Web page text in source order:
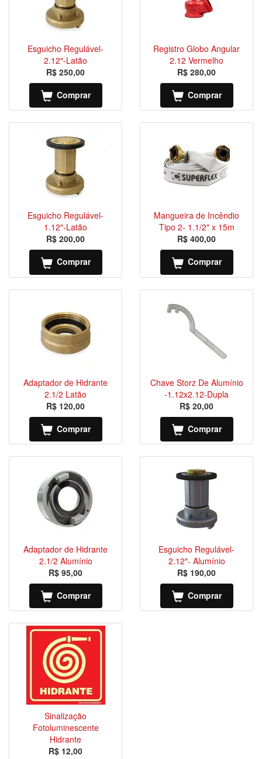
Esguicho Regulável-
2.12″-Latão
R$ 250,00
Comprar
Registro Globo Angular
2.12 Vermelho
R$ 280,00
Comprar
Esguicho Regulável-
1.12″-Latão
R$ 200,00
Comprar
Mangueira de Incêndio
Tipo 2- 1.1/2" x 15m
R$ 400,00
Comprar
Adaptador de Hidrante
2.1/2 Latão
R$ 120,00
Comprar
Chave Storz De Alumínio
-1.12x2.12-Dupla
R$ 20,00
Comprar
Adaptador de Hidrante
2.1/2 Alumínio
R$ 95,00
Comprar
Esguicho Regulável-
2.12″- Alumínio
R$ 190,00
Comprar
Sinalização
Fotoluminescente
Hidrante
R$ 12,00